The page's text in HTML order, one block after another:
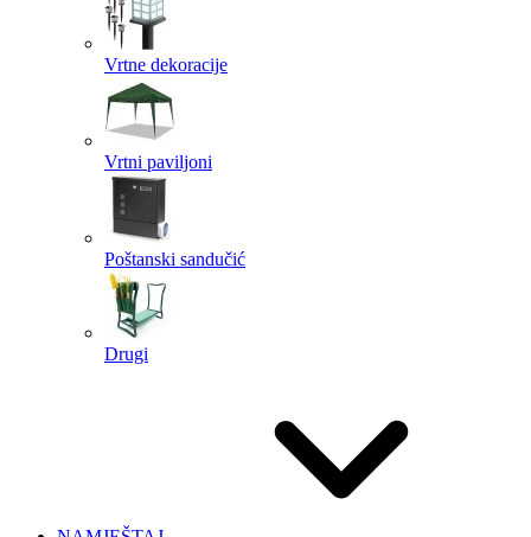
Vrtne dekoracije
Vrtni paviljoni
Poštanski sandučić
Drugi